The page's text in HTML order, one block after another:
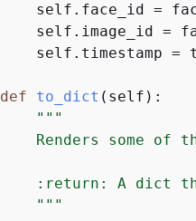
self.face_id =
self.image_id =
self.timestamp =
def to_dict ( self ):
"""
Renders some of
:return: A dict
"""